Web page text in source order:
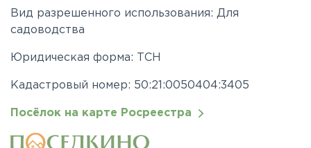
Вид разрешенного использования: Для
садоводства
Юридическая форма: ТСН
Кадастровый номер: 50:21:0050404:3405
Посёлок на карте Росреестра